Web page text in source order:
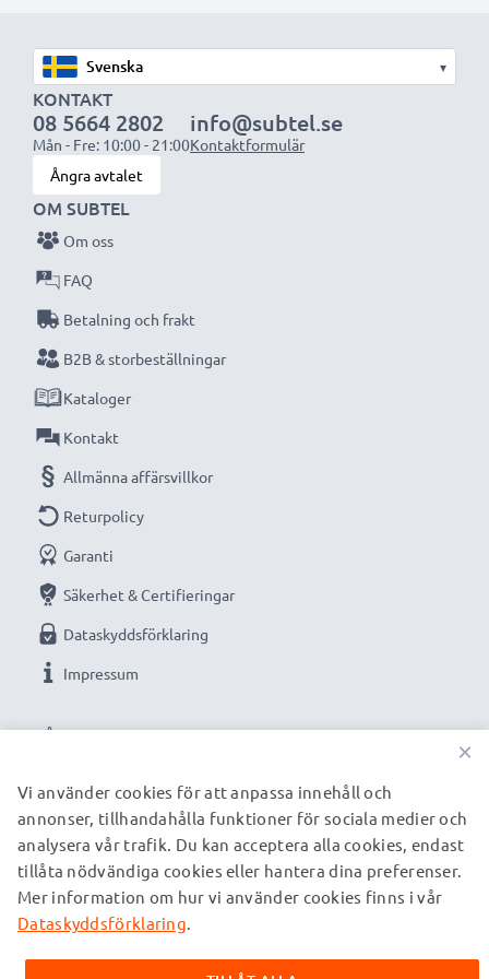
OBS:För bästa prestanda och livslängd, ladda
batterierna fullt innan första användning.
Missa aldrig ett ögonblick med denna smarta,
kompakta LCD-batteriladdare från CELLONIC.
Beställ nu med snabb leverans och 3 års garanti!
▾
KONTAKT
08 5664 2802
Mån - Fre: 10:00 - 21:00
info@subtel.se
Kontaktformulär
Ångra avtalet
VÅRA BETALNINGSALTERNATIV
OM SUBTEL
Om oss
FAQ
Betalning och frakt
B2B & storbeställningar
Kataloger
Kontakt
Allmänna affärsvillkor
Returpolicy
Garanti
Säkerhet & Certifieringar
Dataskyddsförklaring
Impressum
VÅRA FRAKTPARTNERS
© subtel.se 2026
Alla priser är inklusive moms och exklusive fraktkostnader.
varumärken tillhörande deras ägare och anges på våra
×
Vi använder cookies för att anpassa innehåll och
annonser, tillhandahålla funktioner för sociala medier och
analysera vår trafik. Du kan acceptera alla cookies, endast
tillåta nödvändiga cookies eller hantera dina preferenser.
Mer information om hur vi använder cookies finns i vår
Dataskyddsförklaring.